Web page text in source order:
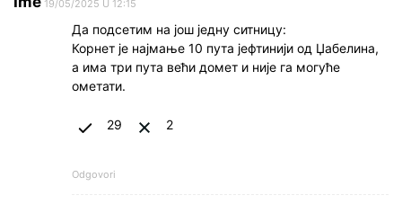
19/05/2025 U 12:15
Да подсетим на још једну ситницу:
Корнет је најмање 10 пута јефтинији од Џабелина,
а има три пута већи домет и није га могуће
ометати.
29 2
Odgovori